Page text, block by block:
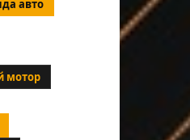
авто
мотор